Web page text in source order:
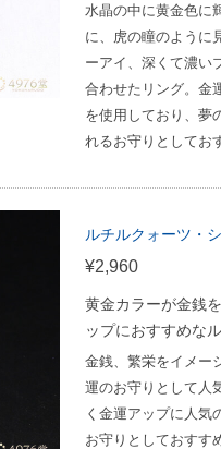
水晶の中に黄金色に
に、虎の瞳のように
ーアイ、深くて濃い
合わせたリング。金
を使用しており、夢
れるお守りとしてお
ルチルクォーツ・
¥2,960
黄金カラーが金銭
ップにおすすめな
金銭、繁栄をイメー
運のお守りとして人
く金運アップに人気
お守りとしておすす